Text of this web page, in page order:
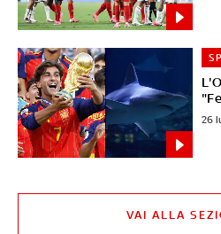
26
VAI ALLA